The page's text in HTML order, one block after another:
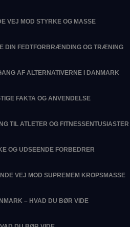
VEJ MOD STYRKE OG MASSE
DIN FEDTFORBRÆNDING OG TRÆNING
AF ALTERNATIVERNE I DANMARK
FAKTA OG ANVENDELSE
TIL ATLETER OG FITNESSENTUSIASTER
OG UDSEENDE FORBEDRER
VEJ MOD SUPREMEM KROPSMASSE
– HVAD DU BØR VIDE